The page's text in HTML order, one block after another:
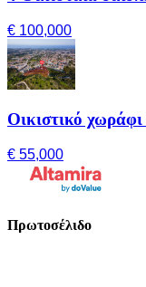
€ 100,000
Οικιστικό
€ 55,000
Πρωτοσέλιδο